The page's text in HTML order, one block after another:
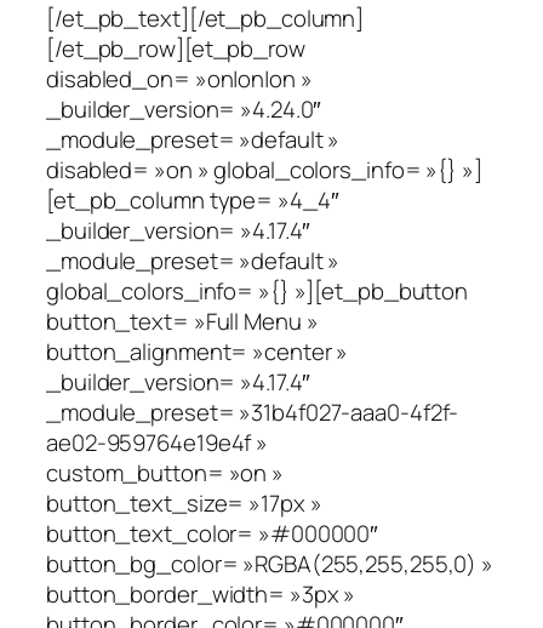
[/et_pb_text][/et_pb_column]
[/et_pb_row][et_pb_row
disabled_on= »on|on|on »
_builder_version= »4.24.0″
_module_preset= »default »
disabled= »on » global_colors_info= »{} »]
[et_pb_column type= »4_4″
_builder_version= »4.17.4″
_module_preset= »default »
global_colors_info= »{} »][et_pb_button
button_text= »Full Menu »
button_alignment= »center »
_builder_version= »4.17.4″
_module_preset= »31b4f027-aaa0-4f2f-
ae02-959764e19e4f »
custom_button= »on »
button_text_size= »17px »
button_text_color= »#000000″
button_bg_color= »RGBA(255,255,255,0) »
button_border_width= »3px »